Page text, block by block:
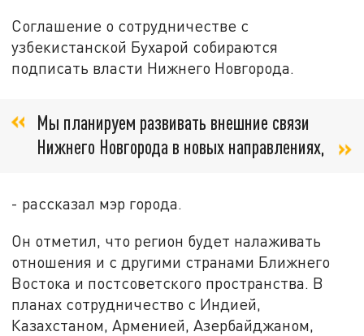
Соглашение о сотрудничестве с
узбекистанской Бухарой собираются
подписать власти Нижнего Новгорода.
Мы планируем развивать внешние связи
Нижнего Новгорода в новых направлениях,
- рассказал мэр города.
Он отметил, что регион будет налаживать
отношения и с другими странами Ближнего
Востока и постсоветского пространства. В
планах сотрудничество с Индией,
Казахстаном, Арменией, Азербайджаном,